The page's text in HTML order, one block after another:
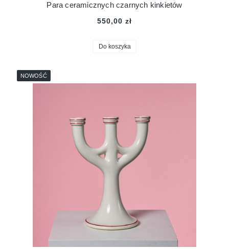
Para ceramicznych czarnych kinkietów
550,00 zł
Do koszyka
NOWOŚĆ